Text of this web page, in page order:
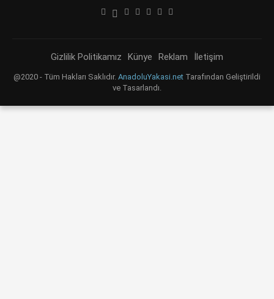
Gizlilik Politikamız Künye Reklam İletişim
@2020 - Tüm Hakları Saklıdır. AnadoluYakasi.net Tarafından Geliştirildi
ve Tasarlandı.